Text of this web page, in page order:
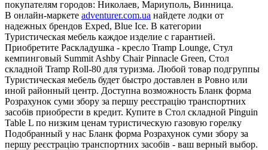
покупателям городов: Николаев, Мариуполь, Винница.
В онлайн-маркете adventurer.com.ua найдете лодки от
надежных брендов Exped, Blue Ice. В категории
Туристическая мебель каждое изделие с гарантией.
Приобретите Раскладушка - кресло Tramp Lounge, Стул
кемпинговый Summit Ashby Chair Pinnacle Green, Стол
складной Tramp Roll-80 для туризма. Любой товар подгруппы
Туристическая мебель будет быстро доставлен в Ровно или
иной районный центр. Доступна возможность Бланк форма
Розрахунок суми збору за першу реєстрацію транспортних
засобів приобрести в кредит. Купите в Стол складной Pinguin
Table L по низким ценам туристическую газовую горелку
Подобранный у нас Бланк форма Розрахунок суми збору за
першу реєстрацію транспортних засобів - ваш верный выбор.